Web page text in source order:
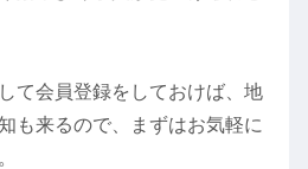
て会員登録をしておけば、地
も来るので、まずはお気軽に